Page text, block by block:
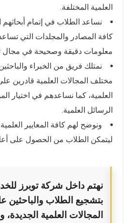
العلمية المختلفة.
نساعد الطلاب في إتمام أبحاثهم
كافة المصادر والمجلدات التي
معلومات دقيقة وصحيحة في مجال
نمتلك فريق من الخبراء
مختلف المجالات العلمية قادرين
العلمية، كما نساعدهم في اختيار
الرسائل العلمية.
ونوضح لهم كافة المعايير
ليتمكن الطلاب من الحصول على
نهتم داخل شركة توبرز
بتشجيع الطلاب والباحثين
المجالات العلمية